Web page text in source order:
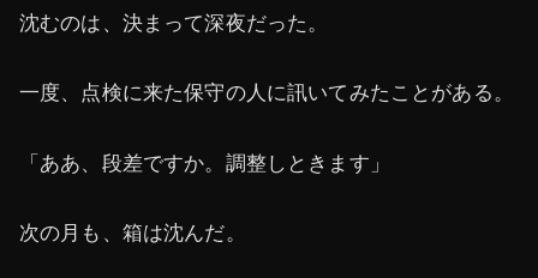
沈むのは、決まって深夜だった。
一度、点検に来た保守の人に訊いてみたことがある。
「ああ、段差ですか。調整しときます」
次の月も、箱は沈んだ。